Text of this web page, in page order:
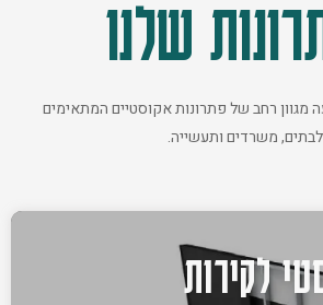
שלנו
מגוון רחב של פתרונות אקוסטיים המתאימים
לבתים, משרדים ותעשייה.
לקירות